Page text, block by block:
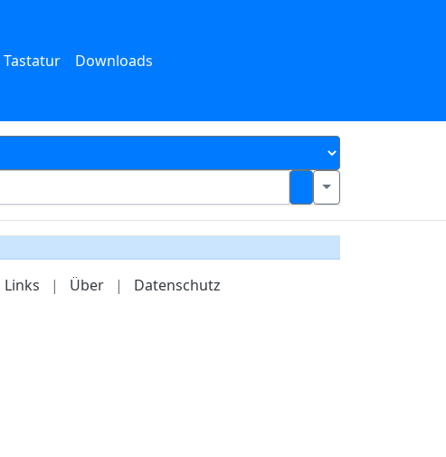
Tastatur Downloads
Links | Über | Datenschutz